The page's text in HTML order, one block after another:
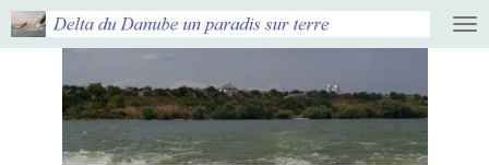
Ga
direct
hoofdinhoud